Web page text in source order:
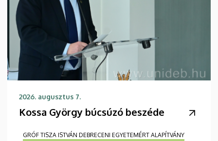
2026. augusztus 7.
Kossa György búcsúzó beszéde
GRÓF TISZA ISTVÁN DEBRECENI EGYETEMÉRT ALAPÍTVÁNY